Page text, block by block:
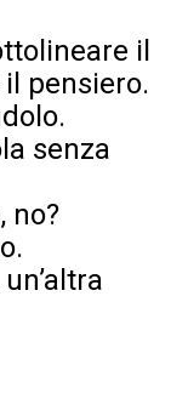
il
pensiero.
senza
no?